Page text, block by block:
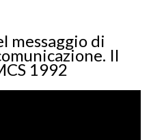
messaggio di
Il
1992